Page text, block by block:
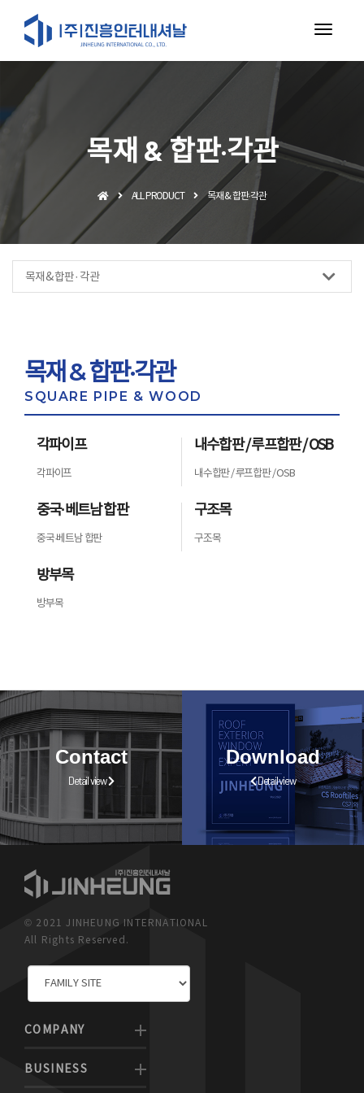
목재 & 합판·각관
ALL PRODUCT 목재 & 합판·각관
목재 & 합판 · 각관
목재 & 합판·각관
SQUARE PIPE & WOOD
각파이프
각파이프
내수합판 / 루프합판 / OSB
내수합판 / 루프합판 / OSB
중국·베트남 합판
중국·베트남 합판
구조목
구조목
방부목
방부목
Contact
Detail view
Download
Detail view
© 2021 JINHEUNG INTERNATIONAL
All Rights Reserved.
COMPANY
BUSINESS